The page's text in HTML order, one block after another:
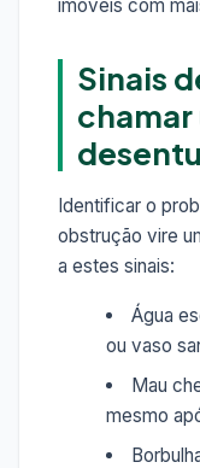
imóveis com
Sinais
chamar
Identificar o
obstrução vire
a estes sinais:
Água
ou vaso
Mau
mesmo